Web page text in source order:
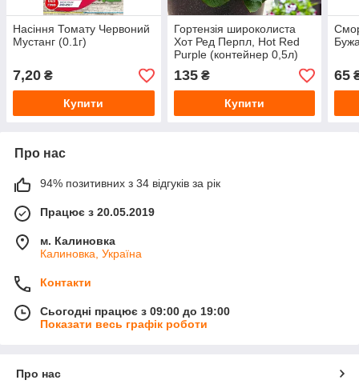
Насіння Томату Червоний
Мустанг (0.1г)
7,20 ₴
Купити
Гортензія широколиста
Хот Ред Перпл, Hot Red
Purple (контейнер 0,5л)
135₴
Купити
65
Про нас
94% позитивних з 34 відгуків за рік
Працює з 20.05.2019
м. Калиновка
Калиновка, Україна
Контакти
Сьогодні працює з 09:00 до 19:00
Показати весь графік роботи
Про нас